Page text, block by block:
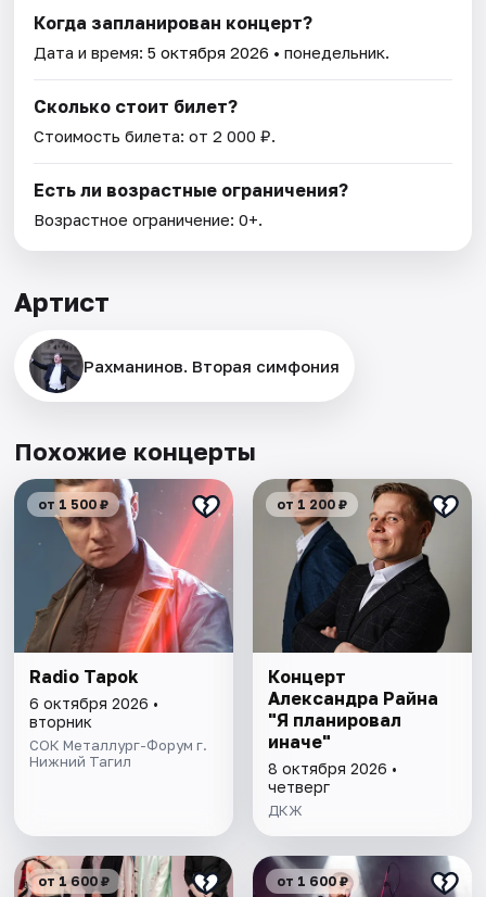
Когда запланирован концерт?
Дата и время:5 октября 2026 • понедельник.
Сколько стоит билет?
Стоимость билета: от 2 000 ₽.
Есть ли возрастные ограничения?
Возрастное ограничение: 0+.
Артист
Рахманинов. Вторая симфония
Похожие концерты
от 1 500 ₽
Radio Tapok
6 октября 2026 •
вторник
СОК Металлург-Форум г.
Нижний Тагил
от 1 200 ₽
Концерт
Александра Райна
"Я планировал
иначе"
8 октября 2026 •
четверг
ДКЖ
от 1 600 ₽ от 1 600 ₽